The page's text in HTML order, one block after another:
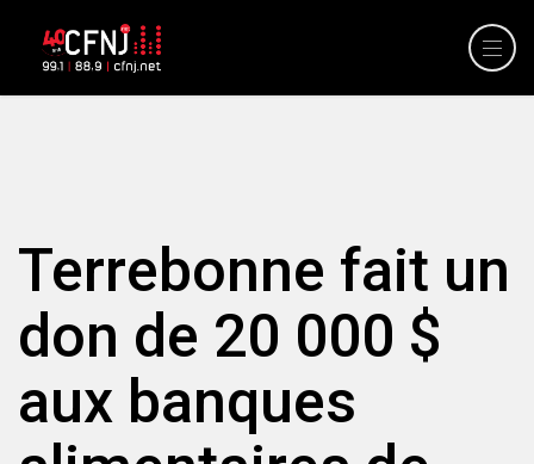
Terrebonne fait un
don de 20 000 $
aux banques